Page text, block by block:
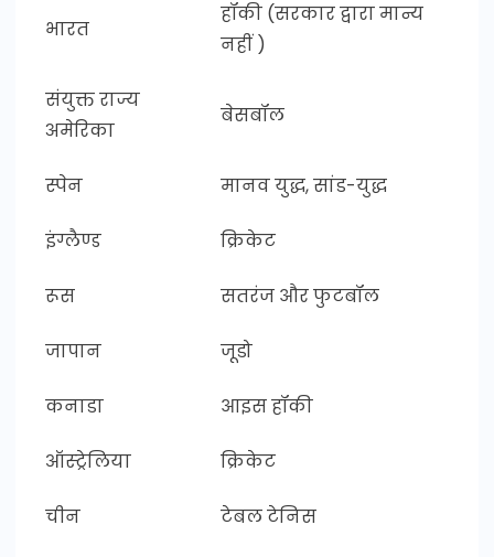
भारत
हॉकी (सरकार द्वारा मान्य
नहीं )
संयुक्त राज्य
अमेरिका
बेसबॉल
स्पेन मानव युद्ध, सांड-युद्ध
इंग्लैण्ड क्रिकेट
रूस सतरंज और फुटबॉल
जापान जूडो
कनाडा आइस हॉकी
ऑस्ट्रेलिया क्रिकेट
चीन टेबल टेनिस